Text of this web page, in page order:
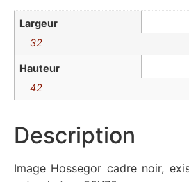
Largeur
32
Hauteur
42
Description
Image Hossegor cadre noir,